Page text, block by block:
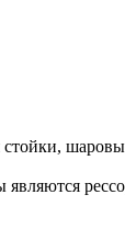
стойки,